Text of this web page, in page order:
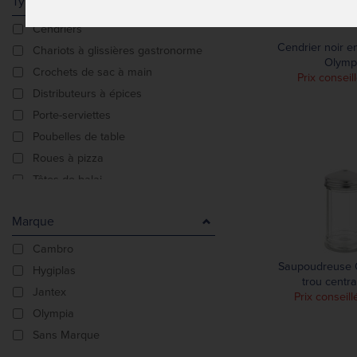
Cendriers
Chariots à glissières gastronorme
Crochets de sac à main
Distributeurs à épices
Porte-serviettes
Poubelles de table
Roues à pizza
Têtes de balai
Marque
Cambro
Hygiplas
Jantex
Olympia
Sans Marque
Cendrier noir
Prix
Saupoudreuse
trou
Prix